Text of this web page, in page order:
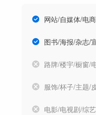
网站/自媒体/电
图书/海报/杂志/
路牌/楼宇/橱窗/
服饰/杯子/主题/
电影/电视剧/综